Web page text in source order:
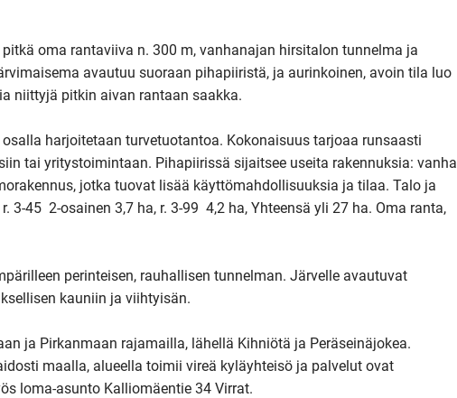
oma rantaviiva n. 300 m, vanhanajan hirsitalon tunnelma ja
avautuu suoraan pihapiiristä, ja aurinkoinen, avoin tila luo
niittyjä pitkin aivan rantaan saakka.
harjoitetaan turvetuotantoa. Kokonaisuus tarjoaa runsaasti
tai yritystoimintaan. Pihapiirissä sijaitsee useita rakennuksia: vanha
jotka tuovat lisää käyttömahdollisuuksia ja tilaa. Talo ja
3-45  2-osainen 3,7 ha, r. 3-99  4,2 ha, Yhteensä yli 27 ha. Oma ranta,
perinteisen, rauhallisen tunnelman. Järvelle avautuvat
kauniin ja viihtyisän.
ja Pirkanmaan rajamailla, lähellä Kihniötä ja Peräseinäjokea.
maalla, alueella toimii vireä kyläyhteisö ja palvelut ovat
loma-asunto Kalliomäentie 34 Virrat.